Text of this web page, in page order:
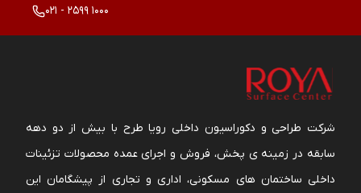
021 - 2599 1000
شرکت طراحی و دکوراسیون داخلی رویا طرح با بیش از دو دهه
سابقه در زمینه ی پخش، فروش و اجرای عمده محصولات تزئینات
داخلی ساختمان های مسکونی، اداری و تجاری از پیشگامان این